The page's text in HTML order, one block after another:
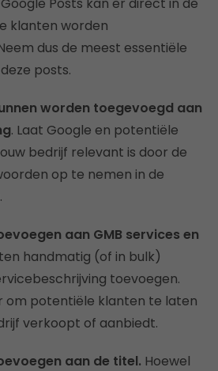
klanten worden
dus de meest essentiële
posts.
worden toegevoegd aan
. Laat Google en potentiële
bedrijf relevant is door de
op te nemen in de
aan GMB services en
handmatig (of in bulk)
toevoegen.
om potentiële klanten te laten
verkoopt of aanbiedt.
aan de titel. Hoewel